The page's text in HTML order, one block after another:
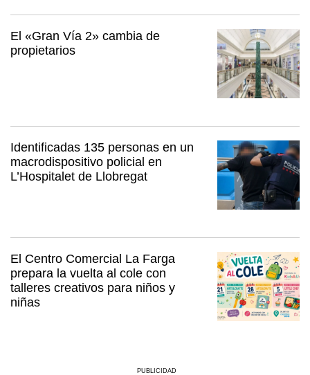
El «Gran Vía 2» cambia de
propietarios
Identificadas 135 personas en un
macrodispositivo policial en
L’Hospitalet de Llobregat
El Centro Comercial La Farga
prepara la vuelta al cole con
talleres creativos para niños y
niñas
PUBLICIDAD